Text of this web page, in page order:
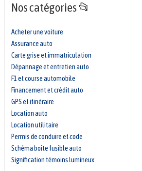
Nos catégories 📂
Acheter une voiture
Assurance auto
Carte grise et immatriculation
Dépannage et entretien auto
F1 et course automobile
Financement et crédit auto
GPS et itinéraire
Location auto
Location utilitaire
Permis de conduire et code
Schéma boite fusible auto
Signification témoins lumineux